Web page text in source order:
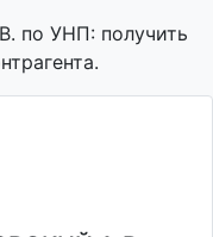
по УНП: получить